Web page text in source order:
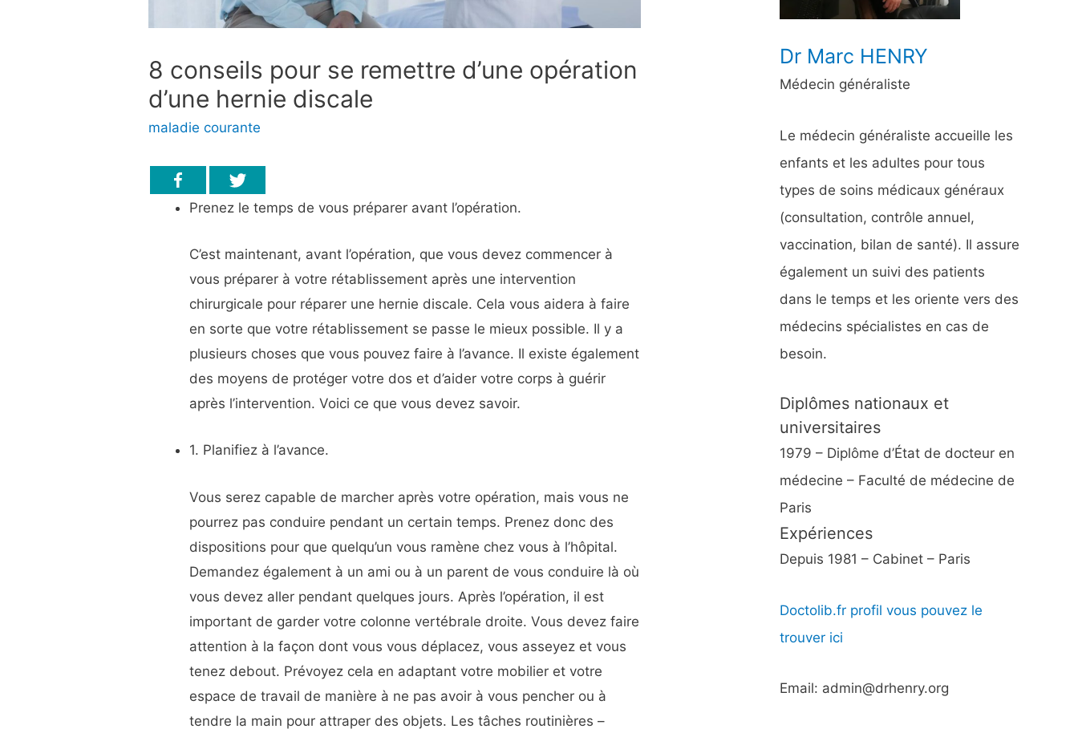
8 conseils pour se remettre d’une opération
d’une hernie discale
maladie courante
Prenez le temps de vous préparer avant l’opération.
C’est maintenant, avant l’opération, que vous devez commencer à
vous préparer à votre rétablissement après une intervention
chirurgicale pour réparer une hernie discale. Cela vous aidera à faire
en sorte que votre rétablissement se passe le mieux possible. Il y a
plusieurs choses que vous pouvez faire à l’avance. Il existe également
des moyens de protéger votre dos et d’aider votre corps à guérir
après l’intervention. Voici ce que vous devez savoir.
1. Planifiez à l’avance.
Vous serez capable de marcher après votre opération, mais vous ne
pourrez pas conduire pendant un certain temps. Prenez donc des
dispositions pour que quelqu’un vous ramène chez vous à l’hôpital.
Demandez également à un ami ou à un parent de vous conduire là où
vous devez aller pendant quelques jours. Après l’opération, il est
important de garder votre colonne vertébrale droite. Vous devez faire
attention à la façon dont vous vous déplacez, vous asseyez et vous
tenez debout. Prévoyez cela en adaptant votre mobilier et votre
espace de travail de manière à ne pas avoir à vous pencher ou à
tendre la main pour attraper des objets. Les tâches routinières –
Dr Marc HENRY
Médecin généraliste
Le médecin généraliste accueille les
enfants et les adultes pour tous
types de soins médicaux généraux
(consultation, contrôle annuel,
vaccination, bilan de santé). Il assure
également un suivi des patients
dans le temps et les oriente vers des
médecins spécialistes en cas de
besoin.
Diplômes nationaux et
universitaires
1979 – Diplôme d’État de docteur en
médecine – Faculté de médecine de
Paris
Expériences
Depuis 1981 – Cabinet – Paris
Doctolib.fr profil vous pouvez le
trouver ici
Email: admin@drhenry.org